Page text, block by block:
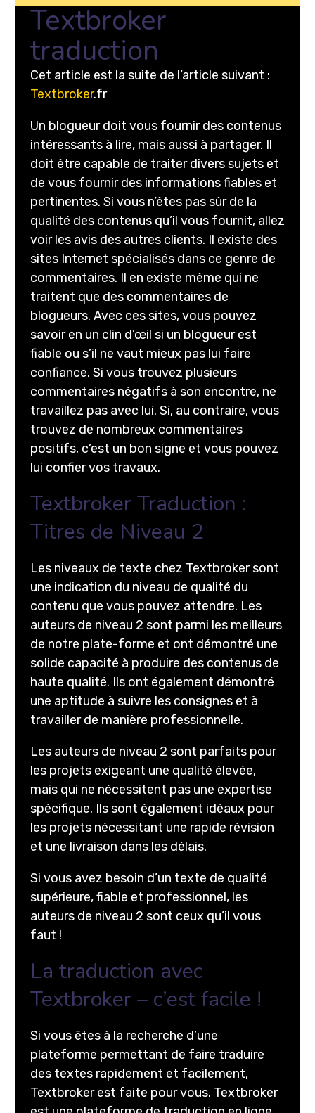
Textbroker
traduction
Cet article est la suite de l’article suivant :
Textbroker.fr
Un blogueur doit vous fournir des contenus
intéressants à lire, mais aussi à partager. Il
doit être capable de traiter divers sujets et
de vous fournir des informations fiables et
pertinentes. Si vous n’êtes pas sûr de la
qualité des contenus qu’il vous fournit, allez
voir les avis des autres clients. Il existe des
sites Internet spécialisés dans ce genre de
commentaires. Il en existe même qui ne
traitent que des commentaires de
blogueurs. Avec ces sites, vous pouvez
savoir en un clin d’œil si un blogueur est
fiable ou s’il ne vaut mieux pas lui faire
confiance. Si vous trouvez plusieurs
commentaires négatifs à son encontre, ne
travaillez pas avec lui. Si, au contraire, vous
trouvez de nombreux commentaires
positifs, c’est un bon signe et vous pouvez
lui confier vos travaux.
Textbroker Traduction :
Titres de Niveau 2
Les niveaux de texte chez Textbroker sont
une indication du niveau de qualité du
contenu que vous pouvez attendre. Les
auteurs de niveau 2 sont parmi les meilleurs
de notre plate-forme et ont démontré une
solide capacité à produire des contenus de
haute qualité. Ils ont également démontré
une aptitude à suivre les consignes et à
travailler de manière professionnelle.
Les auteurs de niveau 2 sont parfaits pour
les projets exigeant une qualité élevée,
mais qui ne nécessitent pas une expertise
spécifique. Ils sont également idéaux pour
les projets nécessitant une rapide révision
et une livraison dans les délais.
Si vous avez besoin d’un texte de qualité
supérieure, fiable et professionnel, les
auteurs de niveau 2 sont ceux qu’il vous
faut !
La traduction avec
Textbroker – c’est facile !
Si vous êtes à la recherche d’une
plateforme permettant de faire traduire
des textes rapidement et facilement,
Textbroker est faite pour vous. Textbroker